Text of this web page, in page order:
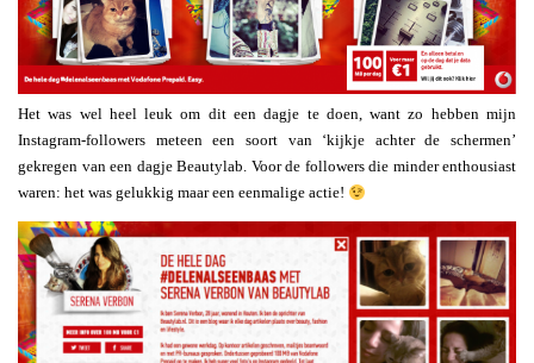
Het was wel heel leuk om dit een dagje te doen, want zo hebben mijn
Instagram-followers meteen een soort van ‘kijkje achter de schermen’
gekregen van een dagje Beautylab. Voor de followers die minder enthousiast
waren: het was gelukkig maar een eenmalige actie!